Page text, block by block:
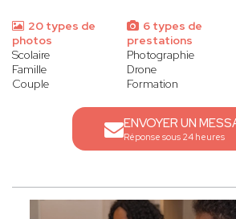
20 types de
photos
Scolaire
Famille
Couple
6 types de
prestations
Photographie
Drone
Formation
ENVOYER UN
Réponse sous 24 heures